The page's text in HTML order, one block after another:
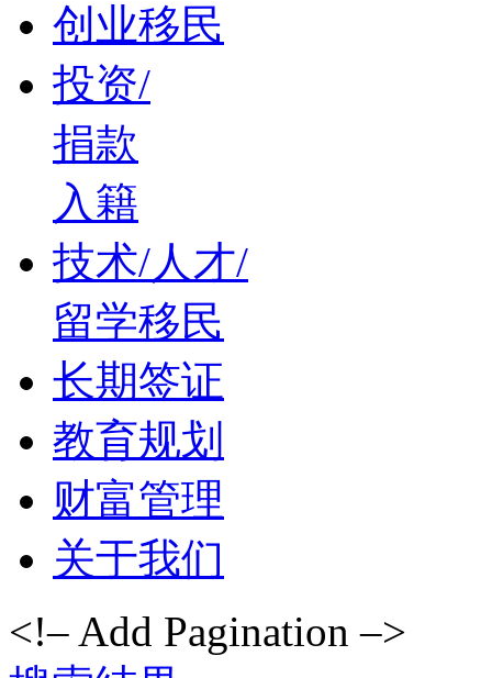
创业移民
投资/
捐款
入籍
技术/人才/
留学移民
长期签证
教育规划
财富管理
关于我们
<!– Add Pagination –>